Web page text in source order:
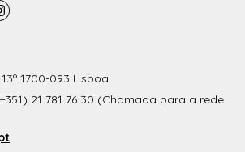
1700-093 Lisboa
21 781 76 30 (Chamada para a rede